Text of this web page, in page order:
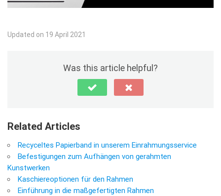
Updated on 19 April 2021
Was this article helpful?
Related Articles
Recyceltes Papierband in unserem Einrahmungsservice
Befestigungen zum Aufhängen von gerahmten
Kunstwerken
Kaschiereoptionen für den Rahmen
Einführung in die maßgefertigten Rahmen